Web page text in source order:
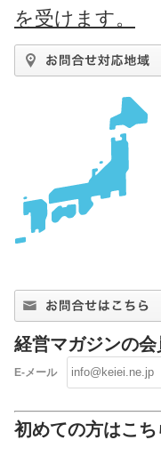
を受けます。
経営マガジンの
E-メール
初めての方はこち